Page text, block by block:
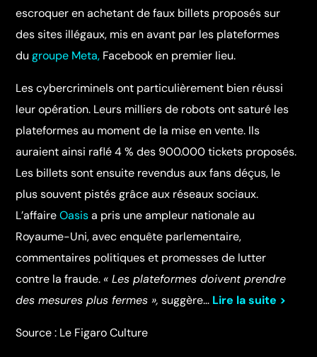
escroquer en achetant de faux billets proposés sur
des sites illégaux, mis en avant par les plateformes
dugroupe Meta, Facebook en premier lieu.
Les cybercriminels ont particulièrement bien réussi
leur opération. Leurs milliers de robots ont saturé les
plateformes au moment de la mise en vente. Ils
auraient ainsi raflé 4 % des 900.000 tickets proposés.
Les billets sont ensuite revendus aux fans déçus, le
plus souvent pistés grâce aux réseaux sociaux.
L’affaireOasisa pris une ampleur nationale au
Royaume-Uni, avec enquête parlementaire,
commentaires politiques et promesses de lutter
contre la fraude. « Les plateformes doivent prendre
des mesures plus fermes », suggère… Lire la suite >
Source : Le Figaro Culture